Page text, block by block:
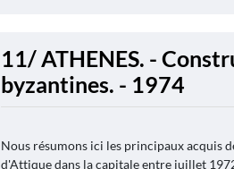
11/ ATHENES. -
byzantines. - 1974
Nous résumons ici les principaux acquis
d'Attique dans la capitale entre juillet